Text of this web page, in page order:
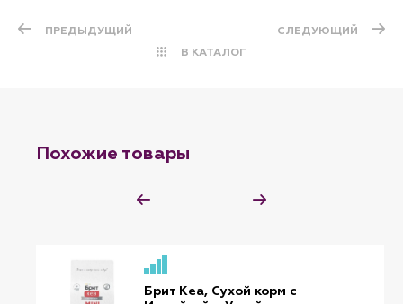
ПРЕДЫДУЩИЙ
В КАТАЛОГ
СЛЕДУЮЩИЙ
Похожие товары
Брит Кеа, Сухой корм с